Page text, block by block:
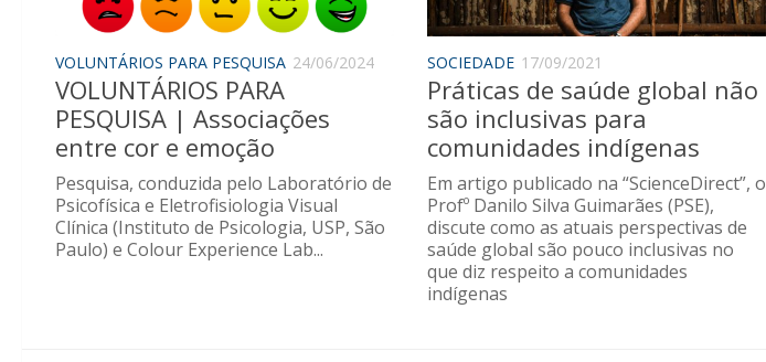
VOLUNTÁRIOS PARA PESQUISA 24/06/2024
VOLUNTÁRIOS PARA
PESQUISA | Associações
entre cor e emoção
Pesquisa, conduzida pelo Laboratório de
Psicofísica e Eletrofisiologia Visual
Clínica (Instituto de Psicologia, USP, São
Paulo) e Colour Experience Lab...
SOCIEDADE 17/09/2021
Práticas de saúde global não
são inclusivas para
comunidades indígenas
Em artigo publicado na “ScienceDirect”, o
Profº Danilo Silva Guimarães (PSE),
discute como as atuais perspectivas de
saúde global são pouco inclusivas no
que diz respeito a comunidades
indígenas